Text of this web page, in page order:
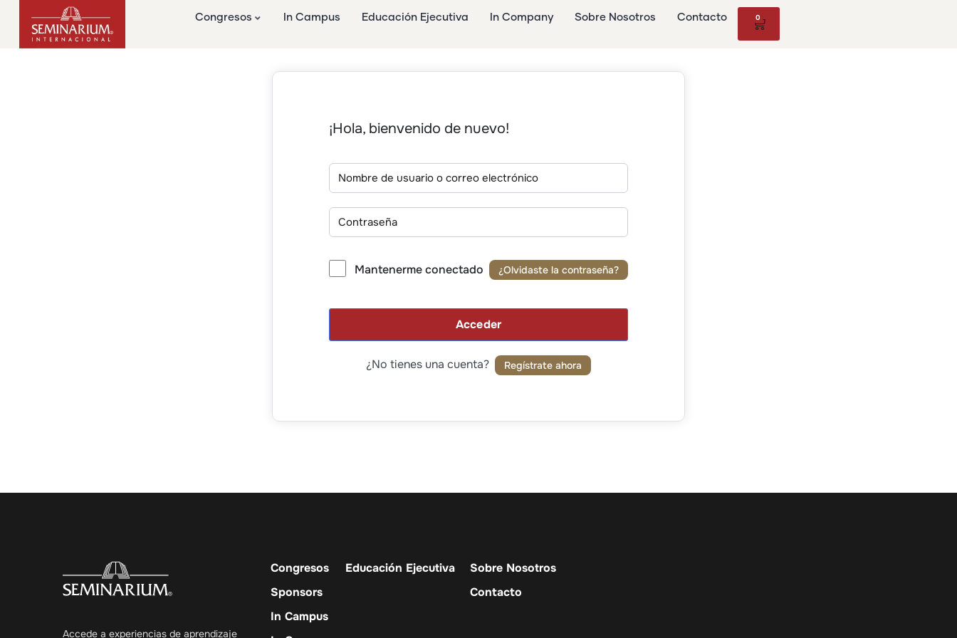
Congresos In Campus Educación Ejecutiva In Company Sobre Nosotros Contacto 0
¡Hola, bienvenido de nuevo!
Mantenerme conectado ¿Olvidaste la contraseña?
Acceder
¿No tienes una cuenta? Regístrate ahora
Accede a experiencias de aprendizaje
Congresos
Sponsors
In Campus
Educación Ejecutiva
Sobre Nosotros
Contacto